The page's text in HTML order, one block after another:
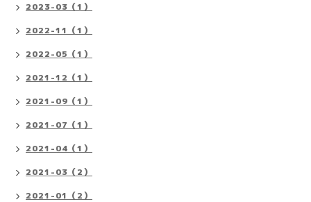
2023-03（1）
2022-11（1）
2022-05（1）
2021-12（1）
2021-09（1）
2021-07（1）
2021-04（1）
2021-03（2）
2021-01（2）